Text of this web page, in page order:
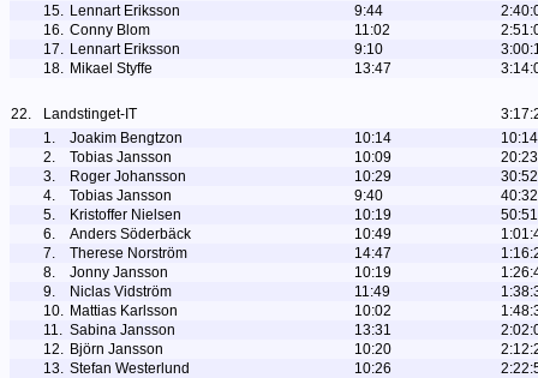
15. Lennart Eriksson 9:44
16. Conny Blom 11:02
17. Lennart Eriksson 9:10
18. Mikael Styffe 13:47
22. Landstinget-IT
1.
Joakim Bengtzon 10:14
10:14
2.
Tobias Jansson 10:09
20:23
3.
Roger Johansson 10:29
30:52
4.
Tobias Jansson 9:40
40:32
5.
Kristoffer Nielsen 10:19
50:51
6.
Anders Söderbäck 10:49
7.
Therese Norström 14:47
8.
Jonny Jansson 10:19
9.
Niclas Vidström 11:49
10. Mattias Karlsson 10:02
11. Sabina Jansson 13:31
12. Björn Jansson 10:20
13. Stefan Westerlund 10:26